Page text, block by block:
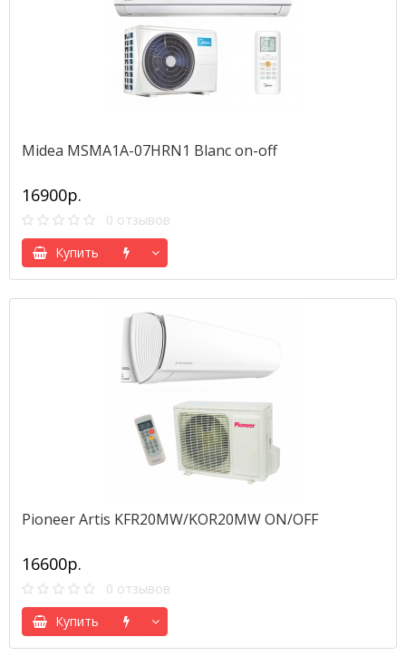
Midea MSMA1A-07HRN1 Blanc on-off
16900р.
0 отзывов
Купить
Pioneer Artis KFR20MW/KOR20MW ON/OFF
16600р.
0 отзывов
Купить